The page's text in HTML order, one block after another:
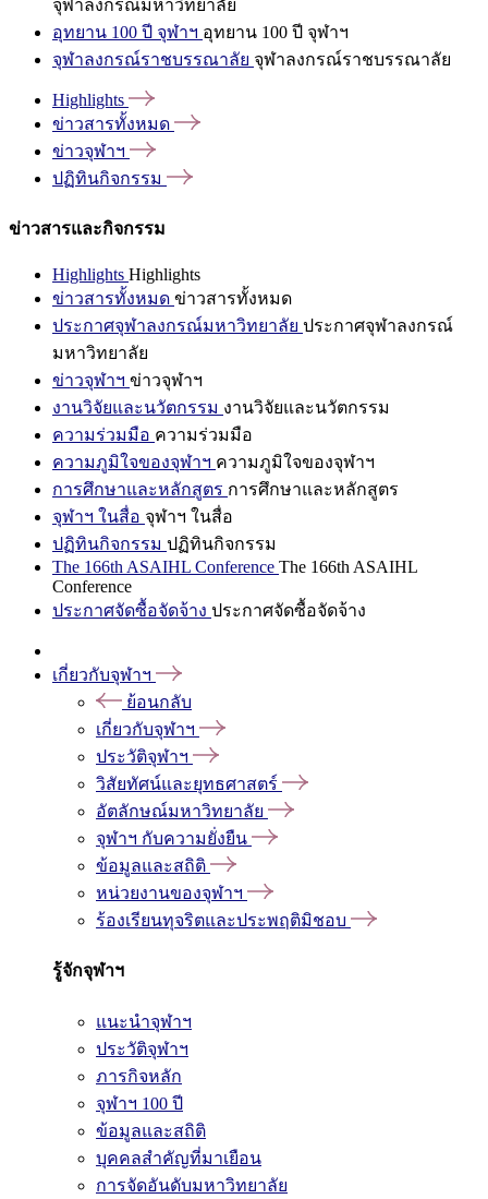
จุฬาลงกรณ์มหาวิทยาลัย
อุทยาน 100 ปี จุฬาฯ อุทยาน 100 ปี จุฬาฯ
จุฬาลงกรณ์ราชบรรณาลัย จุฬาลงกรณ์ราชบรรณาลัย
Highlights
ข่าวสารทั้งหมด
ข่าวจุฬาฯ
ปฏิทินกิจกรรม
ข่าวสารและกิจกรรม
Highlights Highlights
ข่าวสารทั้งหมด ข่าวสารทั้งหมด
ประกาศจุฬาลงกรณ์มหาวิทยาลัย ประกาศจุฬาลงกรณ์
มหาวิทยาลัย
ข่าวจุฬาฯ ข่าวจุฬาฯ
งานวิจัยและนวัตกรรม งานวิจัยและนวัตกรรม
ความร่วมมือ ความร่วมมือ
ความภูมิใจของจุฬาฯ ความภูมิใจของจุฬาฯ
การศึกษาและหลักสูตร การศึกษาและหลักสูตร
จุฬาฯ ในสื่อ จุฬาฯ ในสื่อ
ปฏิทินกิจกรรม ปฏิทินกิจกรรม
The 166th ASAIHL Conference The 166th ASAIHL
Conference
ประกาศจัดซื้อจัดจ้าง ประกาศจัดซื้อจัดจ้าง
เกี่ยวกับจุฬาฯ
ย้อนกลับ
เกี่ยวกับจุฬาฯ
ประวัติจุฬาฯ
วิสัยทัศน์และยุทธศาสตร์
อัตลักษณ์มหาวิทยาลัย
จุฬาฯ กับความยั่งยืน
ข้อมูลและสถิติ
หน่วยงานของจุฬาฯ
ร้องเรียนทุจริตและประพฤติมิชอบ
รู้จักจุฬาฯ
แนะนำจุฬาฯ
ประวัติจุฬาฯ
ภารกิจหลัก
จุฬาฯ 100 ปี
ข้อมูลและสถิติ
บุคคลสำคัญที่มาเยือน
การจัดอันดับมหาวิทยาลัย